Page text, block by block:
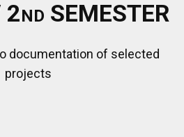
2ND SEMESTER
documentation of selected
projects